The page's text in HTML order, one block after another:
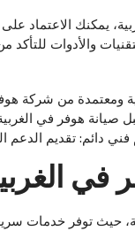
يمكنك الاعتماد
والأدوات
ومعتمدة من شركة
هوفر في
دائم: تقديم
في
حيث توفر خدمات